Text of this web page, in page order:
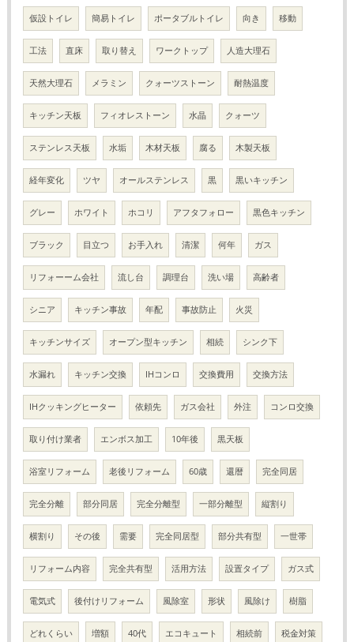
仮設トイレ 簡易トイレ ポータブルトイレ 向き 移動
工法 直床 取り替え ワークトップ 人造大理石
天然大理石 メラミン クォーツストーン 耐熱温度
キッチン天板 フィオレストーン 水晶 クォーツ
ステンレス天板 水垢 木材天板 腐る 木製天板
経年変化 ツヤ オールステンレス 黒 黒いキッチン
グレー ホワイト ホコリ アフタフォロー 黒色キッチン
ブラック 目立つ お手入れ 清潔 何年 ガス
リフォーーム会社 流し台 調理台 洗い場 高齢者
シニア キッチン事故 年配 事故防止 火災
キッチンサイズ オープン型キッチン 相続 シンク下
水漏れ キッチン交換 IHコンロ 交換費用 交換方法
IHクッキングヒーター 依頼先 ガス会社 外注 コンロ交換
取り付け業者 エンボス加工 10年後 黒天板
浴室リフォーム 老後リフォーム 60歳 還暦 完全同居
完全分離 部分同居 完全分離型 一部分離型 縦割り
横割り その後 需要 完全同居型 部分共有型 一世帯
リフォーム内容 完全共有型 活用方法 設置タイプ ガス式
電気式 後付けリフォーム 風除室 形状 風除け 樹脂
どれくらい 増額 40代 エコキュート 相続前 税金対策